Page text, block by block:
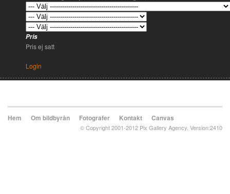
Pris
Pris ej satt
Login
Hem Om bildbyrån Fotografer Kontakt Canvas
© Copyright 2001-2012 Pix Gallery Agency. Version:2410